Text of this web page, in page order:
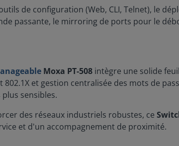
de configuration (Web, CLI, Telnet), le
passante, le mirroring de ports pour le
Moxa PT-508 intègre une solide
et gestion centralisée des mots de
sensibles.
des réseaux industriels robustes, ce
et d'un accompagnement de proximité.